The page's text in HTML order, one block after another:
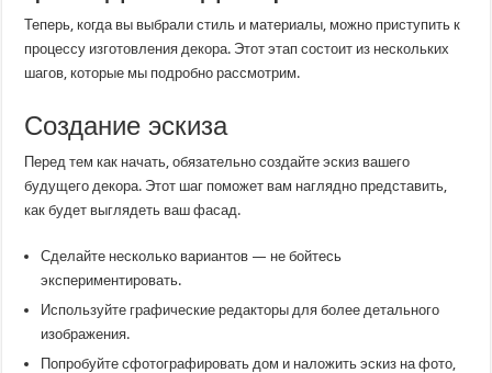
Теперь, когда вы выбрали стиль и материалы, можно приступить к
процессу изготовления декора. Этот этап состоит из нескольких
шагов, которые мы подробно рассмотрим.
Создание эскиза
Перед тем как начать, обязательно создайте эскиз вашего
будущего декора. Этот шаг поможет вам наглядно представить,
как будет выглядеть ваш фасад.
Сделайте несколько вариантов — не бойтесь
экспериментировать.
Используйте графические редакторы для более детального
изображения.
Попробуйте сфотографировать дом и наложить эскиз на фото,